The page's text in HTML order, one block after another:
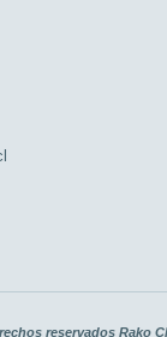
reservados Rako